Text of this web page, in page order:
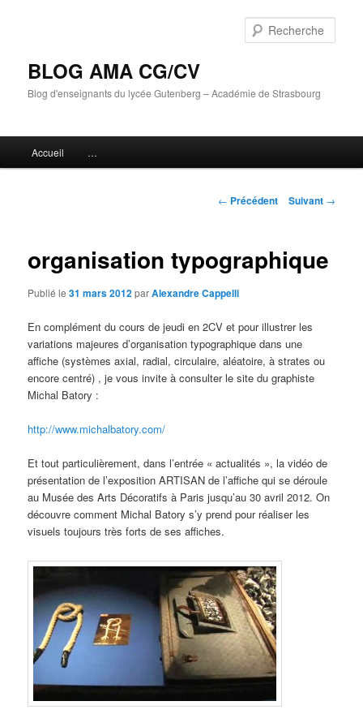
BLOG AMA CG/CV
Blog d'enseignants du lycée Gutenberg – Académie de Strasbourg
principal
Accueil …
Navigation
← Précédent Suivant →
organisation typographique
Publié le31 mars 2012parAlexandre Cappelli
En complément du cours de jeudi en 2CV et pour illustrer les
variations majeures d’organisation typographique dans une
affiche (systèmes axial, radial, circulaire, aléatoire, à strates ou
encore centré) , je vous invite à consulter le site du graphiste
Michal Batory :
http://www.michalbatory.com/
Et tout particulièrement, dans l’entrée « actualités », la vidéo de
présentation de l’exposition ARTISAN de l’affiche qui se déroule
au Musée des Arts Décoratifs à Paris jusqu’au 30 avril 2012. On
découvre comment Michal Batory s’y prend pour réaliser les
visuels toujours très forts de ses affiches.